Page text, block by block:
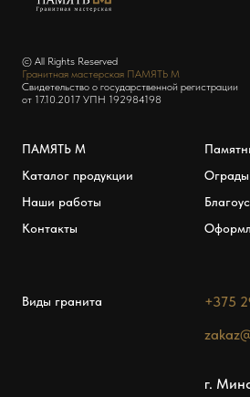
© All Rights Reserved
Гранитная мастерская ПАМЯТЬ М
Свидетельство о государственной регистрации
от 17.10.2017 УПН 192984198
ПАМЯТЬ М
Каталог продукции
Наши работы
Контакты
Ограды
Виды гранита
+375
г.